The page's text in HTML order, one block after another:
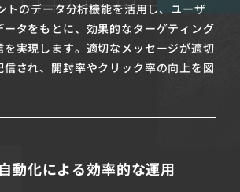
トのデータ分析機能を活用し、ユーザ
ータをもとに、効果的なターゲティング
を実現します。適切なメッセージが適切
され、開封率やクリック率の向上を図
自動化による効率的な運用